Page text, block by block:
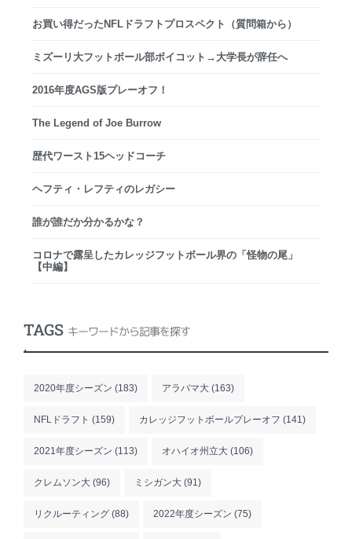
お買い得だったNFLドラフトプロスペクト（質問箱から）
ミズーリ大フットボール部ボイコット→大学長が辞任へ
2016年度AGS版プレーオフ！
The Legend of Joe Burrow
歴代ワースト15ヘッドコーチ
ヘフティ・レフティのレガシー
誰が誰だか分かるかな？
コロナで露呈したカレッジフットボール界の「怪物の尾」
【中編】
TAGS キーワードから記事を探す
.
2020年度シーズン (183) アラバマ大 (163)
NFLドラフト (159) カレッジフットボールプレーオフ (141)
2021年度シーズン (113) オハイオ州立大 (106)
クレムソン大 (96) ミシガン大 (91)
リクルーティング (88) 2022年度シーズン (75)